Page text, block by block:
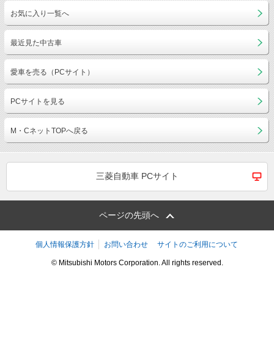
お気に入り一覧へ
最近見た中古車
愛車を売る（PCサイト）
PCサイトを見る
M・CネットTOPへ戻る
三菱自動車 PCサイト
ページの先頭へ
個人情報保護方針 お問い合わせ サイトのご利用について
© Mitsubishi Motors Corporation. All rights reserved.